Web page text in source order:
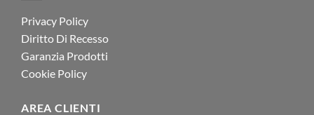
Privacy Policy
Diritto Di Recesso
Garanzia Prodotti
Cookie Policy
AREA CLIENTI